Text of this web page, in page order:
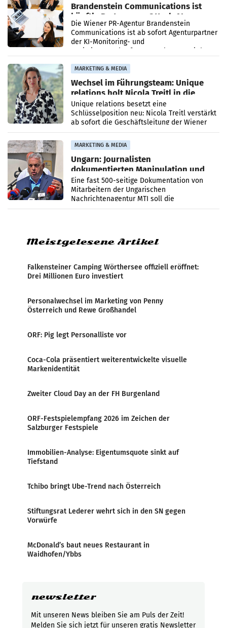
Brandenstein Communications ist
künftig Partner von OtterlyAI
Die Wiener PR-Agentur Brandenstein
Communications ist ab sofort Agenturpartner
der KI-Monitoring- und
Optimierungsplattform OtterlyAI. Damit baut
MARKETING & MEDIA
Wechsel im Führungsteam: Unique
relations holt Nicola Treitl in die
Geschäftsleitung
Unique relations besetzt eine
Schlüsselposition neu: Nicola Treitl verstärkt
ab sofort die Geschäftsleitung der Wiener
PR-Agentur an der Seite von Josef Kalina und
Anna Kalina-Mahr.
MARKETING & MEDIA
Ungarn: Journalisten
dokumentierten Manipulation und
Zensur
Eine fast 500-seitige Dokumentation von
Mitarbeitern der Ungarischen
Nachrichtenagentur MTI soll die
systematische Nachrichten-Manipulation und
Meistgelesene Artikel
Falkensteiner Camping Wörthersee offiziell eröffnet:
Drei Millionen Euro investiert
Personalwechsel im Marketing von Penny
Österreich und Rewe Großhandel
ORF: Pig legt Personalliste vor
Coca-Cola präsentiert weiterentwickelte visuelle
Markenidentität
Zweiter Cloud Day an der FH Burgenland
ORF-Festspielempfang 2026 im Zeichen der
Salzburger Festspiele
Immobilien-Analyse: Eigentumsquote sinkt auf
Tiefstand
Tchibo bringt Ube-Trend nach Österreich
Stiftungsrat Lederer wehrt sich in den SN gegen
Vorwürfe
McDonald’s baut neues Restaurant in
Waidhofen/Ybbs
newsletter
Mit unseren News bleiben Sie am Puls der Zeit!
Melden Sie sich jetzt für unseren gratis Newsletter